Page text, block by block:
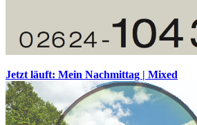
Jetzt läuft: Mein Nachmittag | Mixed